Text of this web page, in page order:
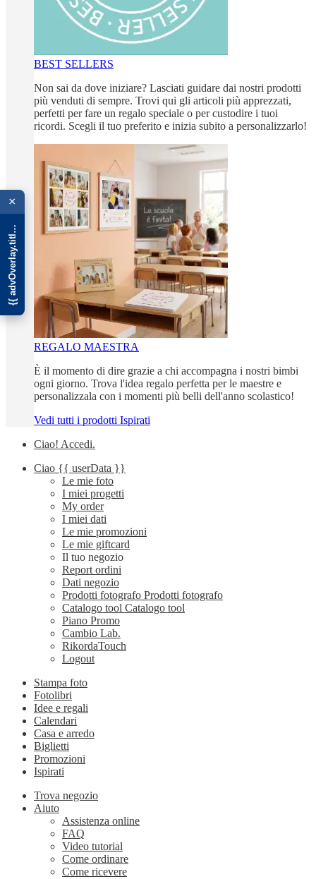
BEST SELLERS
Non sai da dove iniziare? Lasciati guidare dai nostri prodotti
più venduti di sempre. Trovi qui gli articoli più apprezzati,
perfetti per fare un regalo speciale o per custodire i tuoi
ricordi. Scegli il tuo preferito e inizia subito a personalizzarlo!
REGALO MAESTRA
È il momento di dire grazie a chi accompagna i nostri bimbi
ogni giorno. Trova l'idea regalo perfetta per le maestre e
personalizzala con i momenti più belli dell'anno scolastico!
Vedi tutti i prodotti Ispirati
Ciao! Accedi.
Ciao {{ userData }}
Le mie foto
I miei progetti
My order
I miei dati
Le mie promozioni
Le mie giftcard
Il tuo negozio
Report ordini
Dati negozio
Prodotti fotografo Prodotti fotografo
Catalogo tool Catalogo tool
Piano Promo
Cambio Lab.
RikordaTouch
Logout
Stampa foto
Fotolibri
Idee e regali
Calendari
Casa e arredo
Biglietti
Promozioni
Ispirati
Trova negozio
Aiuto
Assistenza online
FAQ
Video tutorial
Come ordinare
Come ricevere
×
{{ advOverlay.title || 'Promo' }}